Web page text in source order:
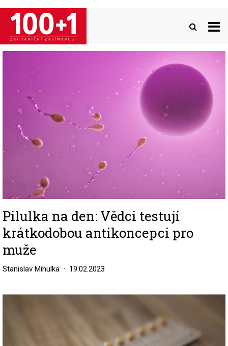
Přejít
hlavnímu
obsahu
Pilulka na den: Vědci testují
krátkodobou antikoncepci pro
muže
Stanislav Mihulka 19.02.2023